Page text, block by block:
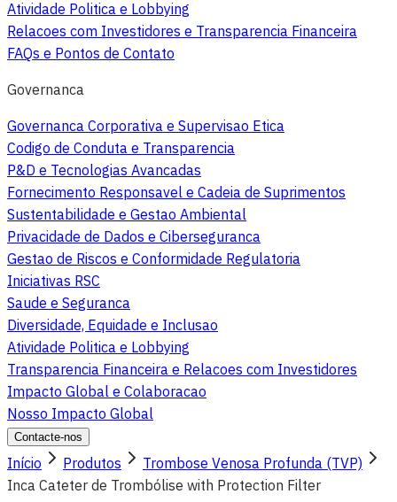
Atividade Politica e Lobbying
Relacoes com Investidores e Transparencia Financeira
FAQs e Pontos de Contato
Governanca
Governanca Corporativa e Supervisao Etica
Codigo de Conduta e Transparencia
P&D e Tecnologias Avancadas
Fornecimento Responsavel e Cadeia de Suprimentos
Sustentabilidade e Gestao Ambiental
Privacidade de Dados e Ciberseguranca
Gestao de Riscos e Conformidade Regulatoria
Iniciativas RSC
Saude e Seguranca
Diversidade, Equidade e Inclusao
Atividade Politica e Lobbying
Transparencia Financeira e Relacoes com Investidores
Impacto Global e Colaboracao
Nosso Impacto Global
Contacte-nos
Início Produtos
Trombose Venosa Profunda (TVP)
Inca Cateter de Trombólise with Protection Filter